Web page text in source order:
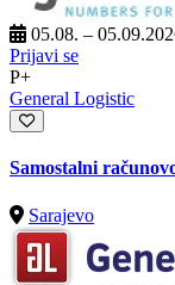
05.08. –
Prijavi se
P+
General Logistic
Samostalni
Sarajevo